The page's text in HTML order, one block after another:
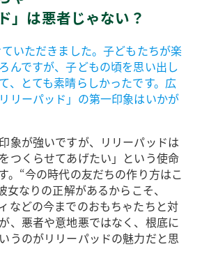
」は悪者じゃない？
いただきました。子どもたちが楽
んですが、子どもの頃を思い出し
、とても素晴らしかったです。広
リーパッド」の第一印象はいかが
象が強いですが、リリーパッドは
つくらせてあげたい」という使命
。“今の時代の友だちの作り方はこ
女なりの正解があるからこそ、
などの今までのおもちゃたちと対
、悪者や意地悪ではなく、根底に
うのがリリーパッドの魅力だと思